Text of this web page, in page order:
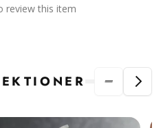
review this item